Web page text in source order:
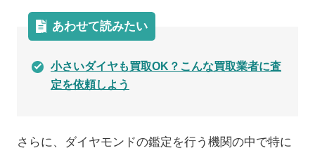
あわせて読みたい
小さいダイヤも買取OK？こんな買取業者に査
定を依頼しよう
さらに、ダイヤモンドの鑑定を行う機関の中で特に